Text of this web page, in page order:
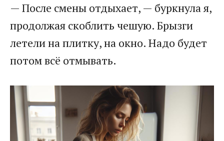
— После смены отдыхает, — буркнула я,
продолжая скоблить чешую. Брызги
летели на плитку, на окно. Надо будет
потом всё отмывать.